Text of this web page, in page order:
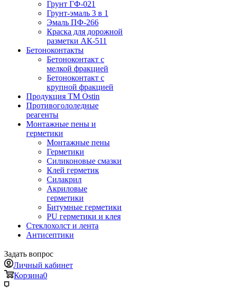
Грунт ГФ-021
Грунт-эмаль 3 в 1
Эмаль ПФ-266
Краска для дорожной
разметки АК-511
Бетоноконтакты
Бетоноконтакт с
мелкой фракцией
Бетоноконтакт с
крупной фракцией
Продукция ТМ Ostin
Противогололедные
реагенты
Монтажные пены и
герметики
Монтажные пены
Герметики
Силиконовые смазки
Клей герметик
Силакрил
Акриловые
герметики
Битумные герметики
PU герметики и клея
Стеклохолст и лента
Антисептики
Задать вопрос
Личный кабинет
Корзина0